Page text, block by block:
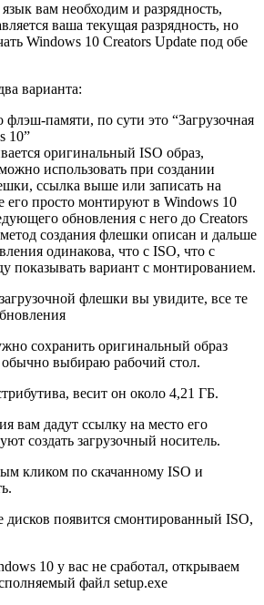
вам необходим и разрядность,
ваша текущая разрядность, но
Windows 10 Creators Update под обе
варианта:
флэш-памяти, по сути это “Загрузочная
10”
оригинальный ISO образ,
использовать при создании
ссылка выше или записать на
просто монтируют в Windows 10
обновления с него до Creators
создания флешки описан и дальше
одинакова, что с ISO, что с
показывать вариант с монтированием.
флешки вы увидите, все те
сохранить оригинальный образ
обычно выбираю рабочий стол.
весит он около 4,21 ГБ.
вам дадут ссылку на место его
создать загрузочный носитель.
кликом по скачанному ISO и
дисков появится смонтированный ISO,
10 у вас не сработал, открываем
файл setup.exe